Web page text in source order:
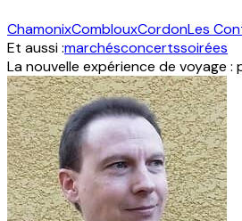
ChamonixComblouxCordonLes
Et aussi :marchésconcertssoirées
La nouvelle expérience de voyage :